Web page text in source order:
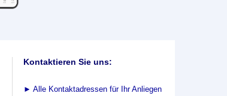
Kontaktieren Sie uns:
► Alle Kontaktadressen für Ihr Anliegen